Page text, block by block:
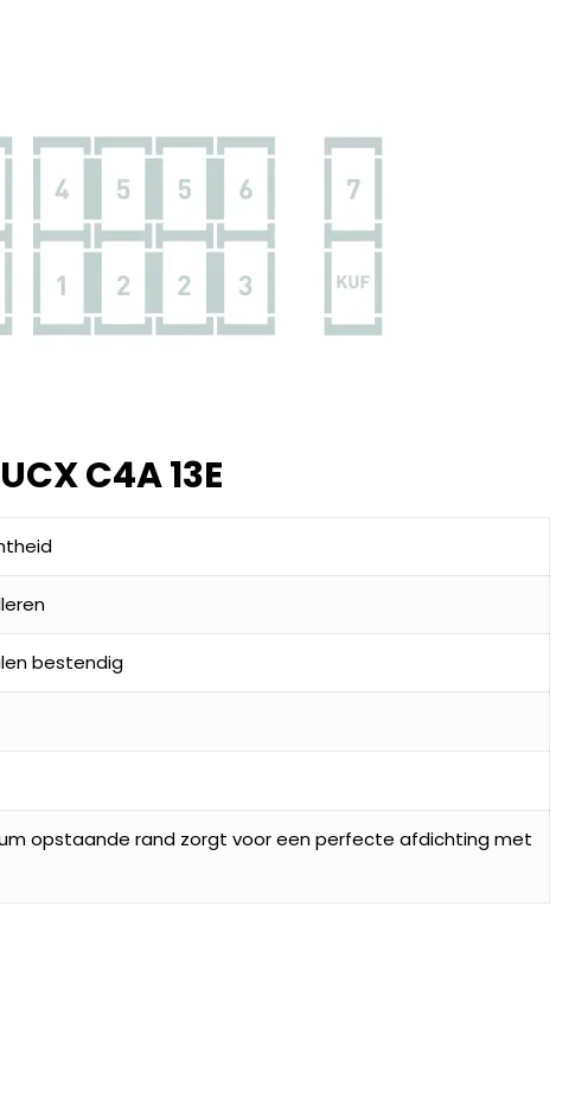
C4A 13E
bestendig
opstaande rand zorgt voor een perfecte afdichting met